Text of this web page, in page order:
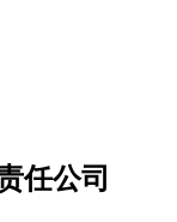
任公司